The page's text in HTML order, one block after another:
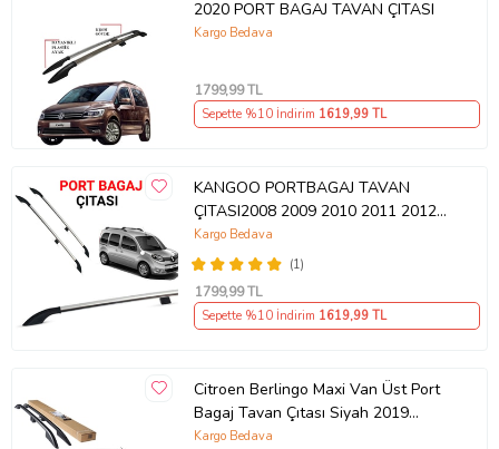
2020 PORT BAGAJ TAVAN ÇITASI
Kargo Bedava
1799,99 TL
Sepette %10 İndirim 1619,99 TL
KANGOO PORTBAGAJ TAVAN
ÇITASI2008 2009 2010 2011 2012
2013 2014 2015 2016 2017 2018
2019 2020
(1)
Kargo Bedava
1799,99 TL
Sepette %10 İndirim 1619,99 TL
Citroen Berlingo Maxi Van Üst Port
Bagaj Tavan Çıtası Siyah 2019
Sonrası
Kargo Bedava